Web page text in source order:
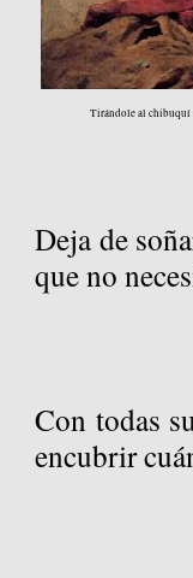
Tirándole al chibuquí
Deja de
que no
Con todas
encubrir